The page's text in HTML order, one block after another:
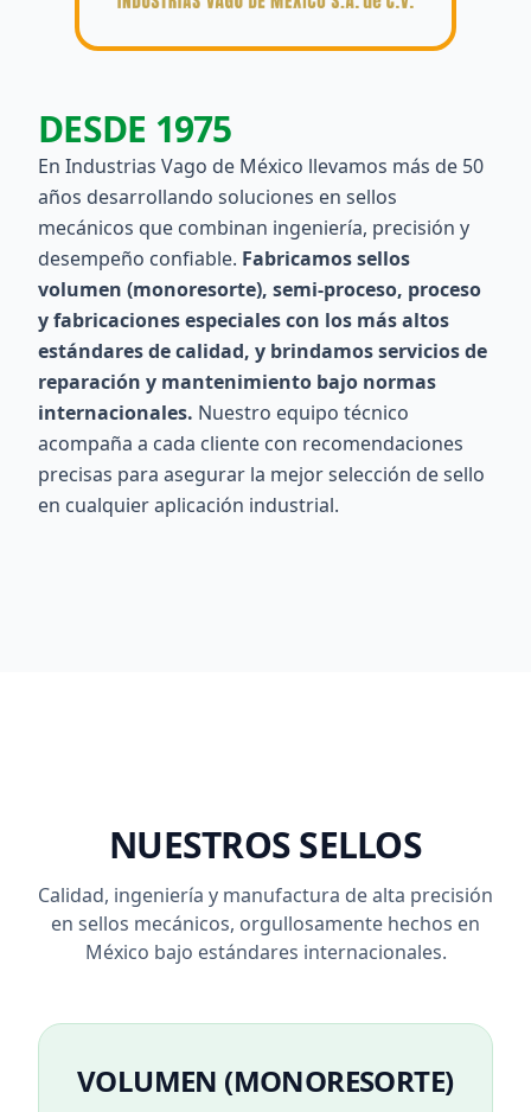
DESDE 1975
En Industrias Vago de México llevamos más de 50
años desarrollando soluciones en sellos
mecánicos que combinan ingeniería, precisión y
desempeño confiable. Fabricamos sellos
volumen (monoresorte), semi-proceso, proceso
y fabricaciones especiales con los más altos
estándares de calidad, y brindamos servicios de
reparación y mantenimiento bajo normas
internacionales. Nuestro equipo técnico
acompaña a cada cliente con recomendaciones
precisas para asegurar la mejor selección de sello
en cualquier aplicación industrial.
NUESTROS SELLOS
Calidad, ingeniería y manufactura de alta precisión
en sellos mecánicos, orgullosamente hechos en
México bajo estándares internacionales.
VOLUMEN (MONORESORTE)